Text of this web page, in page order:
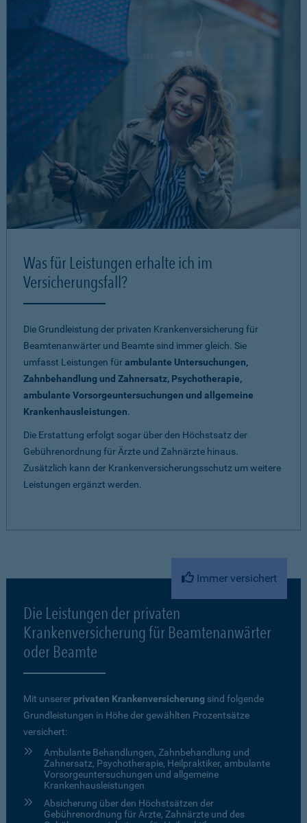
Was für Leistungen erhalte ich im
Versicherungsfall?
Die Grundleistung der privaten Krankenversicherung für
Beamtenanwärter und Beamte sind immer gleich. Sie
umfasst Leistungen fürambulante Untersuchungen,
Zahnbehandlung und Zahnersatz, Psychotherapie,
ambulante Vorsorgeuntersuchungen und allgemeine
Krankenhausleistungen.
Die Erstattung erfolgt sogar über den Höchstsatz der
Gebührenordnung für Ärzte und Zahnärzte hinaus.
Zusätzlich kann der Krankenversicherungsschutz um weitere
Leistungen ergänzt werden.
Immer versichert
Die Leistungen der privaten
Krankenversicherung für Beamtenanwärter
oder Beamte
Mit unserer privaten Krankenversicherung sind folgende
Grundleistungen in Höhe der gewählten Prozentsätze
versichert:
Ambulante Behandlungen, Zahnbehandlung und
Zahnersatz, Psychotherapie, Heilpraktiker, ambulante
Vorsorgeuntersuchungen und allgemeine
Krankenhausleistungen
Absicherung über den Höchstsätzen der
Gebührenordnung für Ärzte, Zahnärzte und des